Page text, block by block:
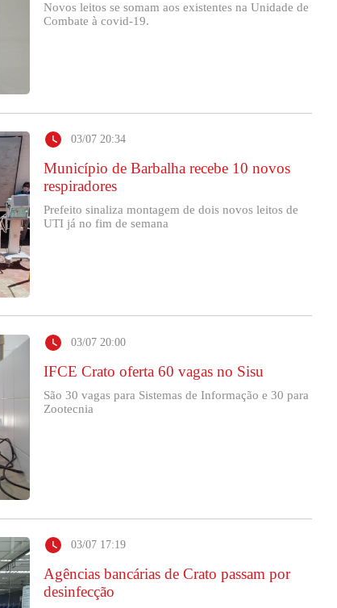
Novos leitos se somam aos existentes na Unidade de
Combate à covid-19.
03/07 20:34
Município de Barbalha recebe 10 novos
respiradores
Prefeito sinaliza montagem de dois novos leitos de
UTI já no fim de semana
03/07 20:00
IFCE Crato oferta 60 vagas no Sisu
São 30 vagas para Sistemas de Informação e 30 para
Zootecnia
03/07 17:19
Agências bancárias de Crato passam por
desinfecção